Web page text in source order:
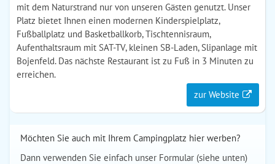
mit dem Naturstrand nur von unseren Gästen genutzt. Unser
Platz bietet Ihnen einen modernen Kinderspielplatz,
Fußballplatz und Basketballkorb, Tischtennisraum,
Aufenthaltsraum mit SAT-TV, kleinen SB-Laden, Slipanlage mit
Bojenfeld. Das nächste Restaurant ist zu Fuß in 3 Minuten zu
erreichen.
zur Website
Möchten Sie auch mit Ihrem Campingplatz hier werben?
Dann verwenden Sie einfach unser Formular (siehe unten)